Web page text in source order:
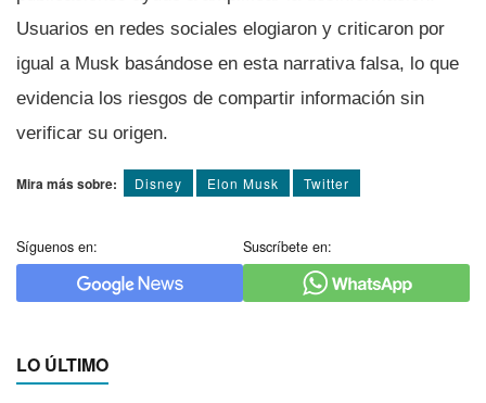
Usuarios en redes sociales elogiaron y criticaron por
igual a Musk basándose en esta narrativa falsa, lo que
evidencia los riesgos de compartir información sin
verificar su origen.
Mira más sobre: Disney Elon Musk Twitter
Síguenos en: Suscríbete en:
LO ÚLTIMO